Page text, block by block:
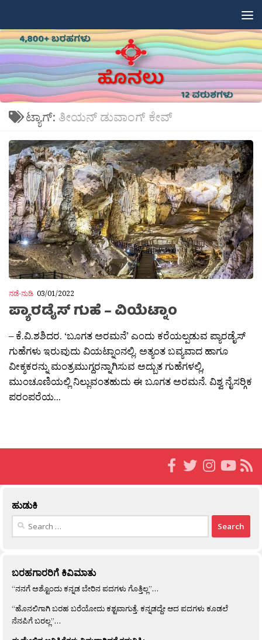
ಟ್ಯಾಗ್: ತೀಯನ್ ಡುವಾಂಗ್ ಕೇವ್
ನಡೆ-ನುಡಿ 03/01/2022
ಪ್ಯಾರಡೈಸ್ ಗುಹೆ – ವಿಯೆಟ್ನಾಂ
– ಕೆ.ವಿ.ಶಶಿದರ. ‘ಬೂಗತ ಅರಮನೆ’ ಎಂದು ಕರೆಯಲ್ಪಡುವ ಪ್ಯಾರಡೈಸ್
ಗುಹೆಗಳು ಇರುವುದು ವಿಯಟ್ನಾಂನಲ್ಲಿ. ಅತ್ಯಂತ ಬವ್ಯವಾದ ಹಾಗೂ
ವೀಕ್ಶಕರನ್ನು ಮಂತ್ರಮುಗ್ದರನ್ನಾಗಿಸುವ ಅದ್ಬುತ ಗುಹೆಗಳಲ್ಲಿ,
ಮುಂಚೂಣಿಯಲ್ಲಿ ನಿಲ್ಲುವಂತಹುದು ಈ ಬೂಗತ ಅರಮನೆ. ವಿಶ್ವ ನೈಸರ‍್ಗಿಕ
ಪರಂಪರೆಯ...
ಹುಡುಕಿ
Search
ಬರಹಗಾರರಿಗೆ ಕಿವಿಮಾತು
“ನನಗೆ ಅಶ್ಟೊಂದು ಕನ್ನಡ ಬೇರಿನ ಪದಗಳು ಗೊತ್ತಿಲ್ಲ”…
“ಹೊನಲಿಗಾಗಿ ಬರಹ ಬರೆಯೋದು ಕಶ್ಟವಾಗುತ್ತೆ. ಕನ್ನಡದ್ದೇ ಆದ ಪದಗಳು ಕೂಡಲೆ
ನೆನಪಿಗೆ ಬರಲ್ಲ”…